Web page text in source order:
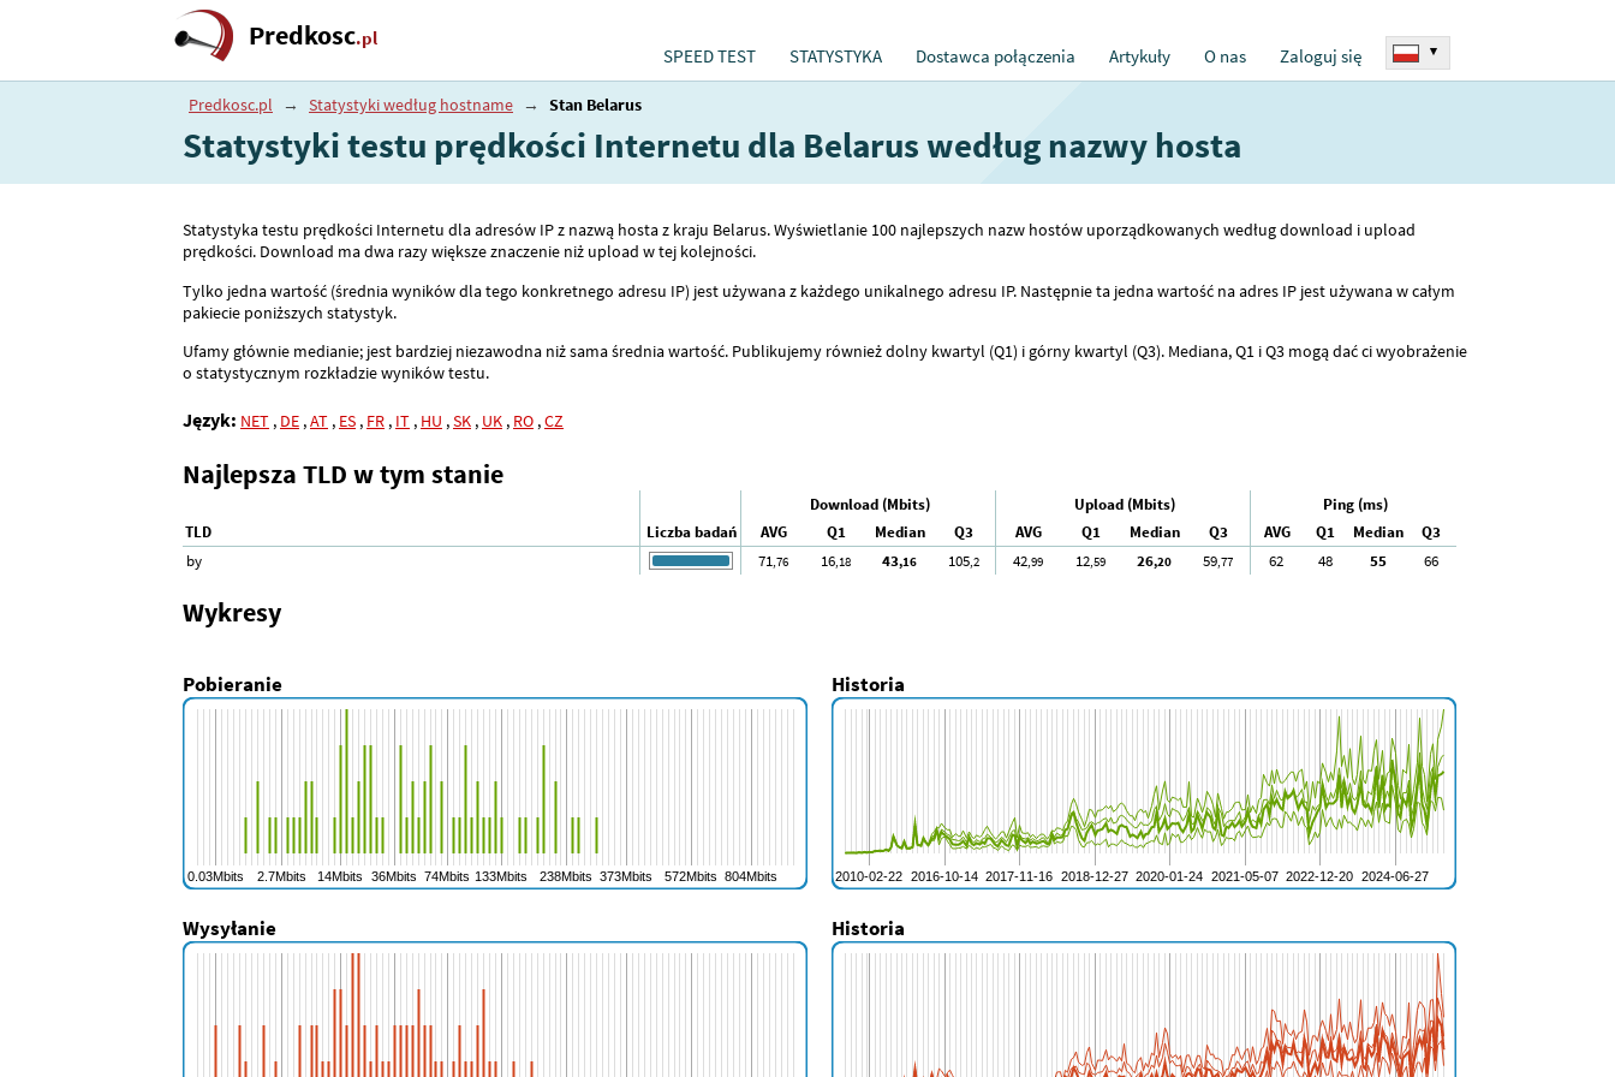
Predkosc.pl
SPEED TEST STATYSTYKA Dostawca połączenia Artykuły O nas Zaloguj się ▾
Predkosc.pl → Statystyki według hostname → Stan Belarus
Statystyki testu prędkości Internetu dla Belarus według nazwy hosta
Statystyka testu prędkości Internetu dla adresów IP z nazwą hosta z kraju Belarus. Wyświetlanie 100 najlepszych nazw hostów uporządkowanych według download i upload
prędkości. Download ma dwa razy większe znaczenie niż upload w tej kolejności.
Tylko jedna wartość (średnia wyników dla tego konkretnego adresu IP) jest używana z każdego unikalnego adresu IP. Następnie ta jedna wartość na adres IP jest używana w całym
pakiecie poniższych statystyk.
Ufamy głównie medianie; jest bardziej niezawodna niż sama średnia wartość. Publikujemy również dolny kwartyl (Q1) i górny kwartyl (Q3). Mediana, Q1 i Q3 mogą dać ci wyobrażenie
o statystycznym rozkładzie wyników testu.
Język: NET , DE ,AT , ES , FR , IT , HU ,SK , UK , RO ,CZ
Najlepsza TLD w tym stanie
Download (Mbits) Upload (Mbits)
Ping (ms)
TLD
Liczba badań AVG Q1 Median Q3 AVG Q1 Median Q3 AVG Q1 Median
Q3
by
71,76 16,18 43,16 105,2 42,99 12,59 26,20 59,77 62 48 55 66
Wykresy
Pobieranie Historia
Wysyłanie Historia